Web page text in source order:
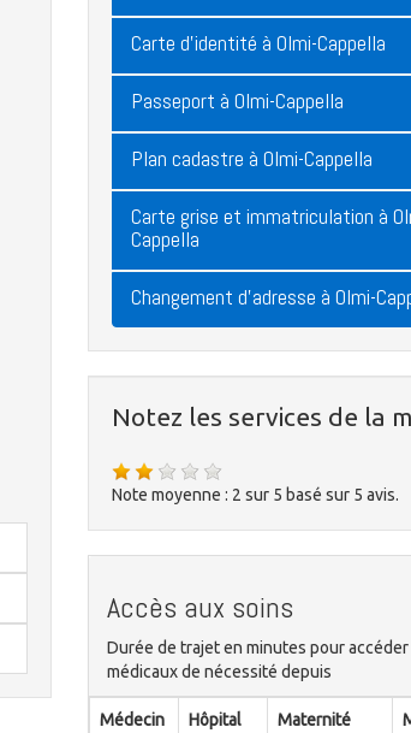
Carte d'identité à Olmi-Cappella
Passeport à Olmi-Cappella
Plan cadastre à Olmi-Cappella
Carte grise et immatriculation à
Cappella
Changement d'adresse à Olmi-
Notez les services de la
Note moyenne : 2 sur 5 basé sur 5 avis.
Accès aux soins
Durée de trajet en minutes pour accéder
médicaux de nécessité depuis
Médecin Hôpital
Maternité